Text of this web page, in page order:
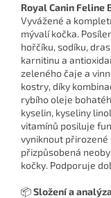
Royal Canin Feline
Vyvážené a
mývalí kočka.
hořčíku, sodíku,
karnitinu a
zeleného čaje a
kostry, díky
rybího oleje
kyselin, kyseliny
vitamínů posiluje
vyniknout přirozené
přizpůsobená
kočky. Podporuje
📦Složení a